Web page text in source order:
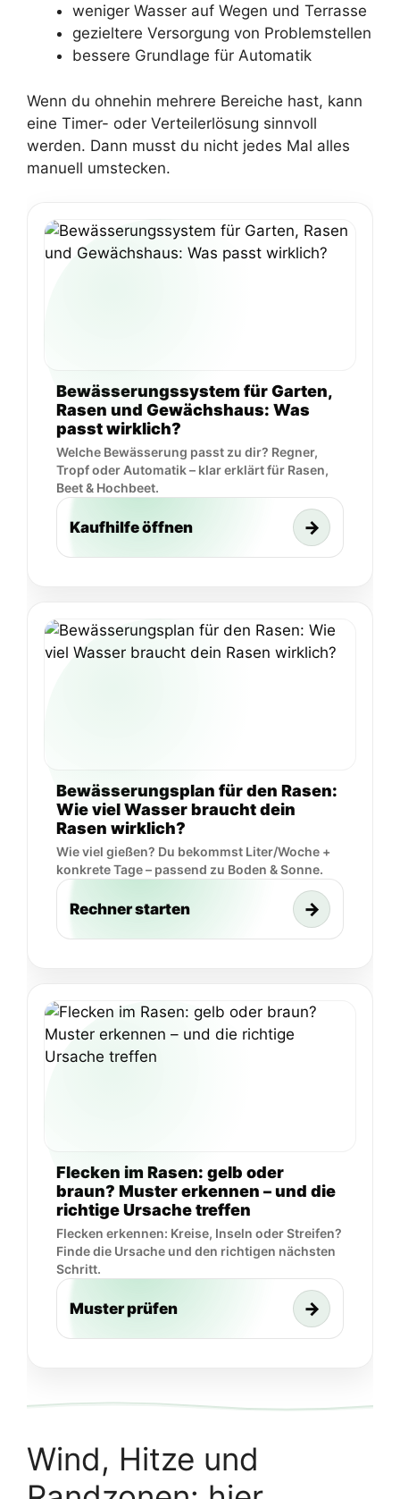
weniger Wasser auf Wegen und Terrasse
gezieltere Versorgung von Problemstellen
bessere Grundlage für Automatik
Wenn du ohnehin mehrere Bereiche hast, kann
eine Timer- oder Verteilerlösung sinnvoll
werden. Dann musst du nicht jedes Mal alles
manuell umstecken.
Bewässerungssystem für Garten,
Rasen und Gewächshaus: Was
passt wirklich?
Welche Bewässerung passt zu dir? Regner,
Tropf oder Automatik – klar erklärt für Rasen,
Beet & Hochbeet.
Kaufhilfe öffnen →
Bewässerungsplan für den Rasen:
Wie viel Wasser braucht dein
Rasen wirklich?
Wie viel gießen? Du bekommst Liter/Woche +
konkrete Tage – passend zu Boden & Sonne.
Rechner starten →
Flecken im Rasen: gelb oder
braun? Muster erkennen – und die
richtige Ursache treffen
Flecken erkennen: Kreise, Inseln oder Streifen?
Finde die Ursache und den richtigen nächsten
Schritt.
Muster prüfen →
Wind, Hitze und